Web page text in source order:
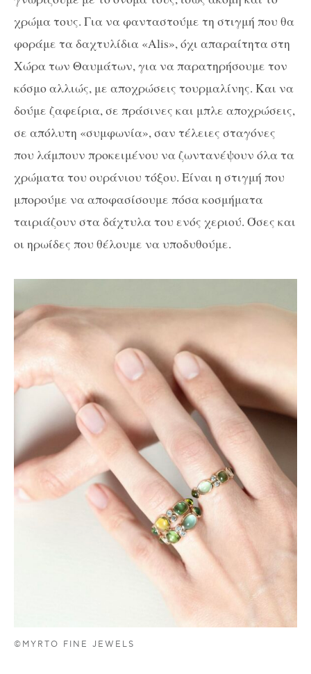
χρώμα τους. Για να φανταστούμε τη στιγμή που θα
φοράμε τα δαχτυλίδια «Alis», όχι απαραίτητα στη
Χώρα των Θαυμάτων, για να παρατηρήσουμε τον
κόσμο αλλιώς, με αποχρώσεις τουρμαλίνης. Και να
δούμε ζαφείρια, σε πράσινες και μπλε αποχρώσεις,
σε απόλυτη «συμφωνία», σαν τέλειες σταγόνες
που λάμπουν προκειμένου να ζωντανέψουν όλα τα
χρώματα του ουράνιου τόξου. Είναι η στιγμή που
μπορούμε να αποφασίσουμε πόσα κοσμήματα
ταιριάζουν στα δάχτυλα του ενός χεριού. Όσες και
οι ηρωίδες που θέλουμε να υποδυθούμε.
©MYRTO FINE JEWELS